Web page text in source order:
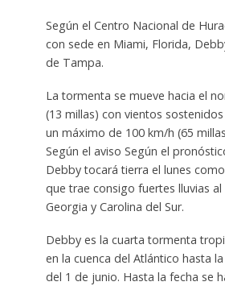
Según el Centro Nacional de
con sede en Miami, Florida,
de Tampa.
La tormenta se mueve hacia el
(13 millas) con vientos
un máximo de 100 km/h (65
Según el aviso Según el
Debby tocará tierra el lunes
que trae consigo fuertes lluvias
Georgia y Carolina del Sur.
Debby es la cuarta tormenta
en la cuenca del Atlántico hasta
del 1 de junio. Hasta la fecha se